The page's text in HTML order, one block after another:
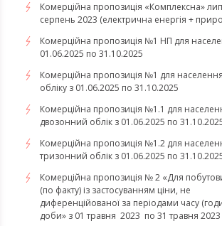
​​​​​​​Комерційна пропозиція «Комплексна»
серпень 2023 (електрична енергія +
Комерційна пропозиція №1 НП для
01.06.2025 по 31.10.2025
Комерційна пропозиція №1 для
обліку з 01.06.2025 по 31.10.2025
Комерційна пропозиція №1.1 для
двозонний облік з 01.06.2025 по
Комерційна пропозиція №1.2 для
тризонний облік з 01.06.2025 по
Комерційна пропозиція № 2 «Для
(по факту) із застосуванням ціни, не
диференційованої за періодами часу
доби» з 01 травня 2023 по 31 травня